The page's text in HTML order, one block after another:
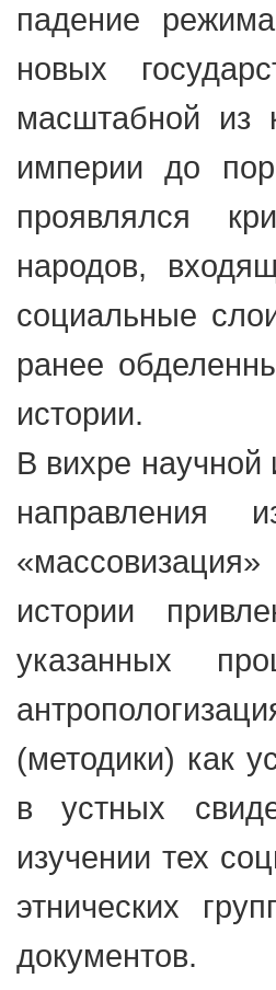
падение
новых
масштабной из
империи до
проявлялся
народов,
социальные
ранее
истории.
В вихре
направления
истории
указанных
(методики) как
в устных
изучении тех
этнических
документов.